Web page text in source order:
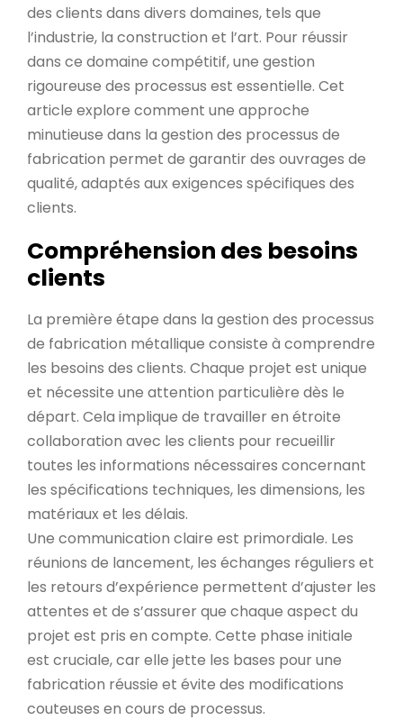
des clients dans divers domaines, tels que
l’industrie, la construction et l’art. Pour réussir
dans ce domaine compétitif, une gestion
rigoureuse des processus est essentielle. Cet
article explore comment une approche
minutieuse dans la gestion des processus de
fabrication permet de garantir des ouvrages de
qualité, adaptés aux exigences spécifiques des
clients.
Compréhension des besoins
clients
La première étape dans la gestion des processus
de fabrication métallique consiste à comprendre
les besoins des clients. Chaque projet est unique
et nécessite une attention particulière dès le
départ. Cela implique de travailler en étroite
collaboration avec les clients pour recueillir
toutes les informations nécessaires concernant
les spécifications techniques, les dimensions, les
matériaux et les délais.
Une communication claire est primordiale. Les
réunions de lancement, les échanges réguliers et
les retours d’expérience permettent d’ajuster les
attentes et de s’assurer que chaque aspect du
projet est pris en compte. Cette phase initiale
est cruciale, car elle jette les bases pour une
fabrication réussie et évite des modifications
couteuses en cours de processus.